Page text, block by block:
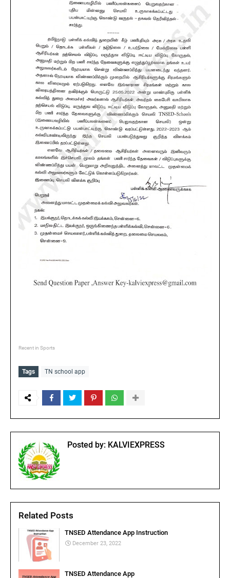
Recent in Sports
Tags TN school app
Posted by: KALVIEXPRESS
Related Posts
TNSED Attendance App Instruction
December 23, 2022
TNSED Attendance App